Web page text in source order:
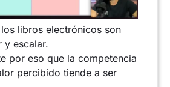
libros electrónicos son
y escalar.
por eso que la competencia
percibido tiende a ser